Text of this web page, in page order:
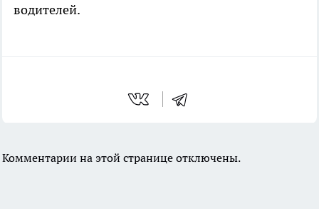
водителей.
Комментарии на этой странице отключены.